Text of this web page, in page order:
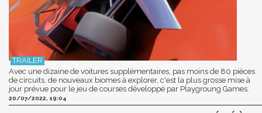
Avec une dizaine de voitures supplémentaires, pas moins de 80 pièces
de circuits, de nouveaux biomes à explorer, c'est la plus grosse mise à
jour prévue pour le jeu de courses développé par Playgroung Games.
20/07/2022, 19:04